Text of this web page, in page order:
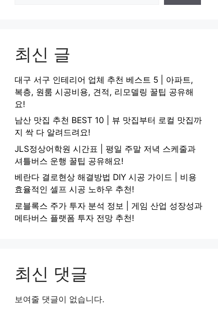
최신 글
대구 서구 인테리어 업체 추천 베스트 5 | 아파트,
복층, 원룸 시공비용, 견적, 리모델링 꿀팁 공유해
요!
남산 맛집 추천 BEST 10 | 뷰 맛집부터 로컬 맛집까
지 싹 다 알려드려요!
JLS정상어학원 시간표 | 평일 주말 저녁 스케줄과
셔틀버스 운행 꿀팁 공유해요!
베란다 결로현상 해결방법 DIY 시공 가이드 | 비용
효율적인 셀프 시공 노하우 추천!
로블록스 주가 투자 분석 정보 | 게임 산업 성장성과
메타버스 플랫폼 투자 전망 추천!
최신 댓글
보여줄 댓글이 없습니다.